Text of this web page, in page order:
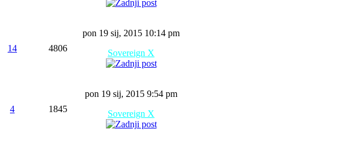
14 4806
pon 19 sij, 2015 10:14 pm
Sovereign X
4 1845
pon 19 sij, 2015 9:54 pm
Sovereign X